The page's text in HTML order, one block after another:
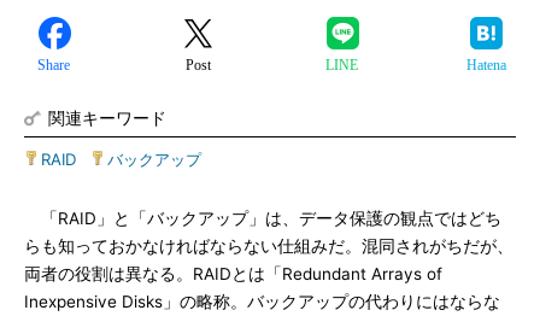
Share Post LINE Hatena
関連キーワード
RAID バックアップ
「RAID」と「バックアップ」は、データ保護の観点ではどち
らも知っておかなければならない仕組みだ。混同されがちだが、
両者の役割は異なる。RAIDとは「Redundant Arrays of
Inexpensive Disks」の略称。バックアップの代わりにはならな